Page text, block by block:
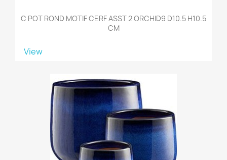
C POT ROND MOTIF CERF ASST 2 ORCHID9 D10.5 H10.5
CM
View